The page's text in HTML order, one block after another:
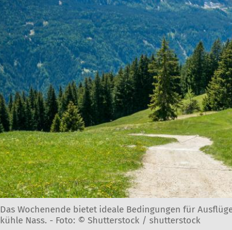
Das Wochenende bietet ideale Bedingungen für
kühle Nass. - Foto: © Shutterstock / shutterstock